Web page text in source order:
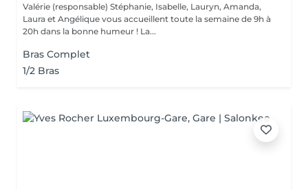
Valérie (responsable) Stéphanie, Isabelle, Lauryn, Amanda,
Laura et Angélique vous accueillent toute la semaine de 9h à
20h dans la bonne humeur ! La...
Bras Complet
1/2 Bras